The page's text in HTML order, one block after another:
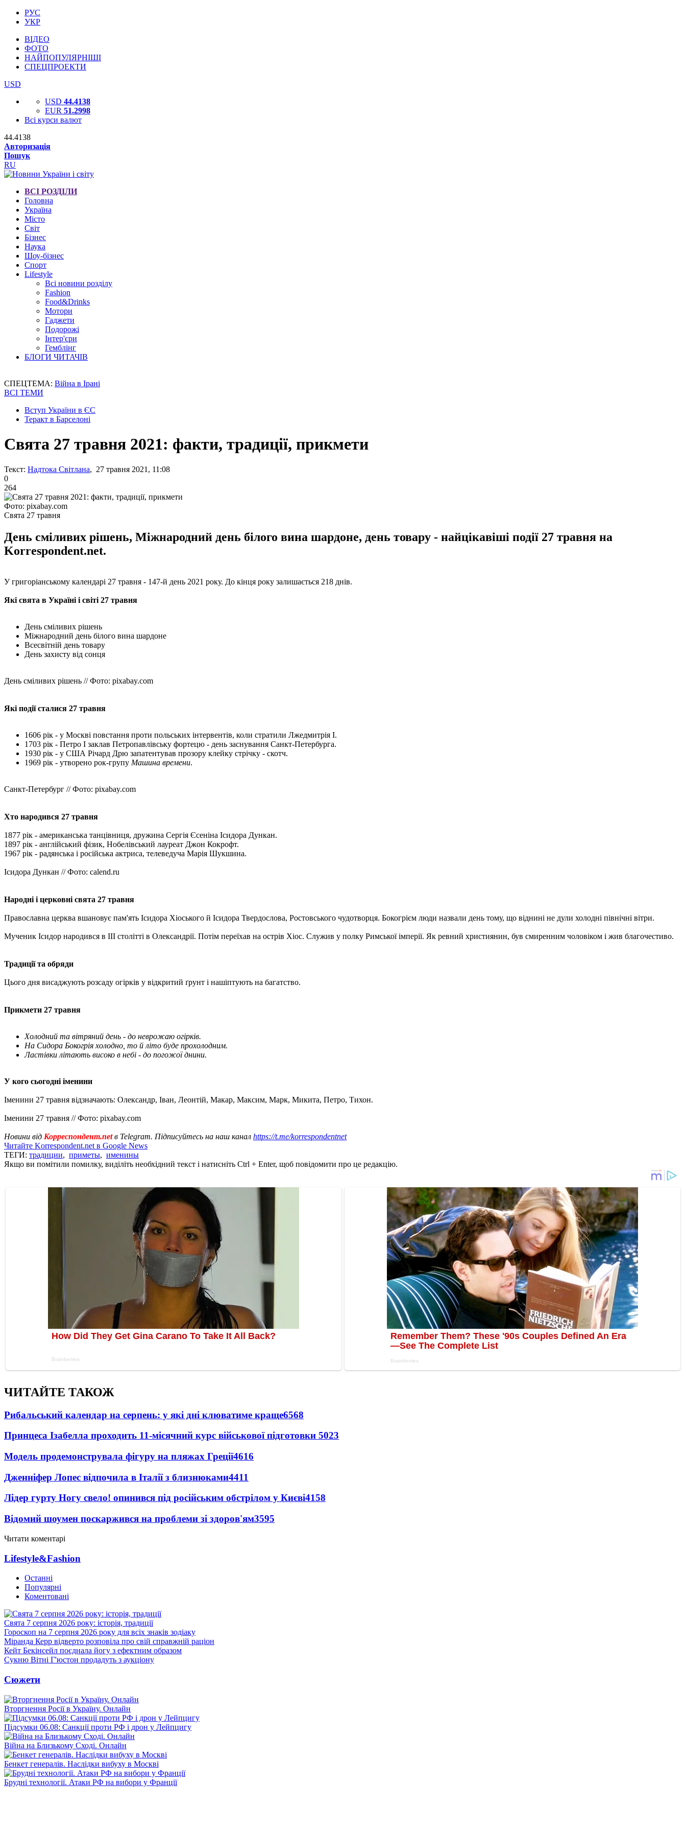
РУС
УКР
ВІДЕО
ФОТО
НАЙПОПУЛЯРНІШІ
СПЕЦПРОЕКТИ
USD
USD 44.4138
EUR 51.2998
Всі курси валют
44.4138
Авторизація
Пошук
RU
ВСІ РОЗДІЛИ
Головна
Україна
Місто
Світ
Бізнес
Наука
Шоу-бізнес
Спорт
Lifestyle
Всі новини розділу
Fashion
Food&Drinks
Мотори
Гаджети
Подорожі
Інтер'єри
Гемблінг
БЛОГИ ЧИТАЧІВ
СПЕЦТЕМА: Війна в Ірані
ВСІ ТЕМИ
Вступ України в ЄС
Теракт в Барселоні
Свята 27 травня 2021: факти, традиції, прикмети
Текст: Надтока Світлана, 27 травня 2021, 11:08
0
264
Фото: pixabay.com
Свята 27 травня
День сміливих рішень, Міжнародний день білого вина шардоне, день товару - найцікавіші події 27 травня на
Korrespondent.net.
У григоріанському календарі 27 травня - 147-й день 2021 року. До кінця року залишається 218 днів.
Які свята в Україні і світі 27 травня
День сміливих рішень
Міжнародний день білого вина шардоне
Всесвітній день товару
День захисту від сонця
День сміливих рішень // Фото: pixabay.com
Які події сталися 27 травня
1606 рік - у Москві повстання проти польських інтервентів, коли стратили Лжедмитрія I.
1703 рік - Петро I заклав Петропавлівську фортецю - день заснування Санкт-Петербурга.
1930 рік - у США Річард Дрю запатентував прозору клейку стрічку - скотч.
1969 рік - утворено рок-групу Машина времени.
Санкт-Петербург // Фото: pixabay.com
Хто народився 27 травня
1877 рік - американська танцівниця, дружина Сергія Єсеніна Ісидора Дункан.
1897 рік - англійський фізик, Нобелівський лауреат Джон Кокрофт.
1967 рік - радянська і російська актриса, телеведуча Марія Шукшина.
Ісидора Дункан // Фото: calend.ru
Народні і церковні свята 27 травня
Православна церква вшановує пам'ять Ісидора Хіоського й Ісидора Твердослова, Ростовського чудотворця. Бокогрієм люди назвали день тому, що віднині не дули холодні північні вітри.
Мученик Ісидор народився в III столітті в Олександрії. Потім переїхав на острів Хіос. Служив у полку Римської імперії. Як ревний християнин, був смиренним чоловіком і жив благочестиво.
Традиції та обряди
Цього дня висаджують розсаду огірків у відкритий ґрунт і нашіптують на багатство.
Прикмети 27 травня
Холодний та вітряний день - до неврожаю огірків.
На Сидора Бокогрія холодно, то й літо буде прохолодним.
Ластівки літають високо в небі - до погожої днини.
У кого сьогодні іменини
Іменини 27 травня відзначають: Олександр, Іван, Леонтій, Макар, Максим, Марк, Микита, Петро, ​​Тихон.
Іменини 27 травня // Фото: pixabay.com
Новини від Корреспондент.netв Telegram. Підписуйтесь на наш канал https://t.me/korrespondentnet
Читайте Korrespondent.net в Google News
ТЕГИ: традиции, приметы, именины
Якщо ви помітили помилку, виділіть необхідний текст і натисніть Ctrl + Enter, щоб повідомити про це редакцію.
ЧИТАЙТЕ ТАКОЖ
Рибальський календар на серпень: у які дні клюватиме краще6568
Принцеса Ізабелла проходить 11-місячний курс військової підготовки 5023
Модель продемонструвала фігуру на пляжах Греції4616
Дженніфер Лопес відпочила в Італії з близнюками4411
Лідер гурту Ногу свело! опинився під російським обстрілом у Києві4158
Відомий шоумен поскаржився на проблеми зі здоров'ям3595
Читати коментарі
Lifestyle&Fashion
Останні
Популярні
Коментовані
Свята 7 серпня 2026 року: історія, традиції
Гороскоп на 7 серпня 2026 року для всіх знаків зодіаку
Міранда Керр відверто розповіла про свій справжній раціон
Кейт Бекінсейл поєднала йогу з ефектним образом
Сукню Вітні Г'юстон продадуть з аукціону
Сюжети
Вторгнення Росії в Україну. Онлайн
Підсумки 06.08: Санкції проти РФ і дрон у Лейпцигу
Війна на Близькому Сході. Онлайн
Бенкет генералів. Наслідки вибуху в Москві
Брудні технології. Атаки РФ на вибори у Франції